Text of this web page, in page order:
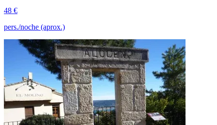
48 €
pers./noche (aprox.)